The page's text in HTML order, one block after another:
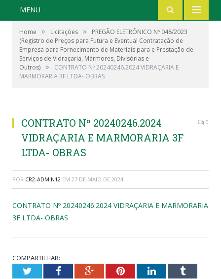
MENU
Home » Licitações »
PREGÃO ELETRÔNICO Nº 048/2023
(Registro de Preços para Futura e Eventual Contratação de
Empresa para Fornecimento de Materiais para e Prestação de
Serviços de Vidraçaria, Mármores, Divisórias e
Outros) »
CONTRATO Nº 20240246.2024 VIDRAÇARIA E
MARMORARIA 3F LTDA- OBRAS
CONTRATO Nº 20240246.2024
VIDRAÇARIA E MARMORARIA 3F
LTDA- OBRAS
0
POR CR2-ADMIN12 EM 27 DE MAIO DE 2024
CONTRATO Nº 20240246.2024 VIDRAÇARIA E MARMORARIA
3F LTDA- OBRAS
COMPARTILHAR:
TwitterFacebookGoogle+PinterestLinkedInTumblr